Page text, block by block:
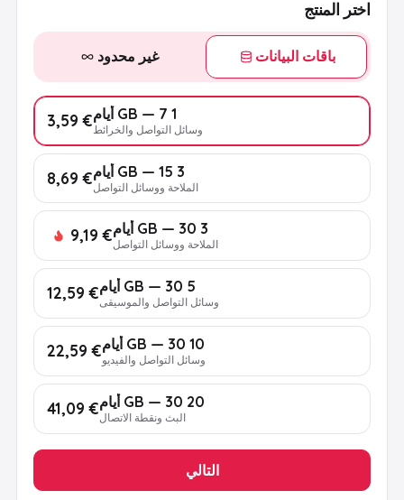
اختر المنتج
باقات البيانات غير محدود
1 GB — 7 أيام
وسائل التواصل والخرائط € 3,59
3 GB — 15 أيام
الملاحة ووسائل التواصل€ 8,69
3 GB — 30 أيام
الملاحة ووسائل التواصل€ 9,19
5 GB — 30 أيام
وسائل التواصل والموسيقى€ 12,59
10 GB — 30 أيام
وسائل التواصل والفيديو€ 22,59
20 GB — 30 أيام
البث ونقطة الاتصال€ 41,09
التالي